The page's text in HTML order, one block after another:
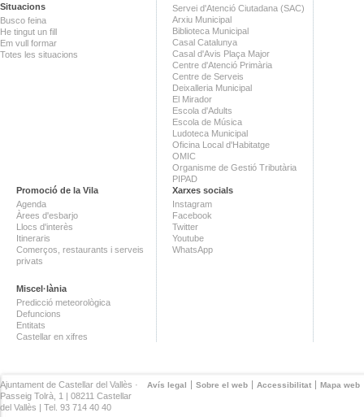
Situacions
Busco feina
He tingut un fill
Em vull formar
Totes les situacions
Servei d'Atenció Ciutadana (SAC)
Arxiu Municipal
Biblioteca Municipal
Casal Catalunya
Casal d'Avis Plaça Major
Centre d'Atenció Primària
Centre de Serveis
Deixalleria Municipal
El Mirador
Escola d'Adults
Escola de Música
Ludoteca Municipal
Oficina Local d'Habitatge
OMIC
Organisme de Gestió Tributària
PIPAD
Promoció de la Vila
Agenda
Àrees d'esbarjo
Llocs d'interès
Itineraris
Comerços, restaurants i serveis
privats
Miscel·lània
Predicció meteorològica
Defuncions
Entitats
Castellar en xifres
Xarxes socials
Instagram
Facebook
Twitter
Youtube
WhatsApp
Avís legal Sobre el web Accessibilitat Mapa web
Ajuntament de Castellar del Vallès ·
Passeig Tolrà, 1 | 08211 Castellar
del Vallès | Tel. 93 714 40 40